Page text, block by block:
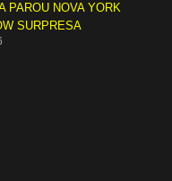
PAROU NOVA YORK
SURPRESA